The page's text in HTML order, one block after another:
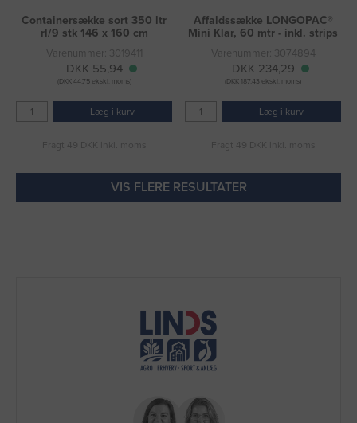
Containersække sort 350 ltr
rl/9 stk 146 x 160 cm
Varenummer: 3019411
DKK 55,94
(DKK 44,75 ekskl. moms)
Læg i kurv
Fragt 49 DKK inkl. moms
Affaldssække LONGOPAC®
Mini Klar, 60 mtr - inkl. strips
Varenummer: 3074894
DKK 234,29
(DKK 187,43 ekskl. moms)
Læg i kurv
Fragt 49 DKK inkl. moms
VIS FLERE RESULTATER